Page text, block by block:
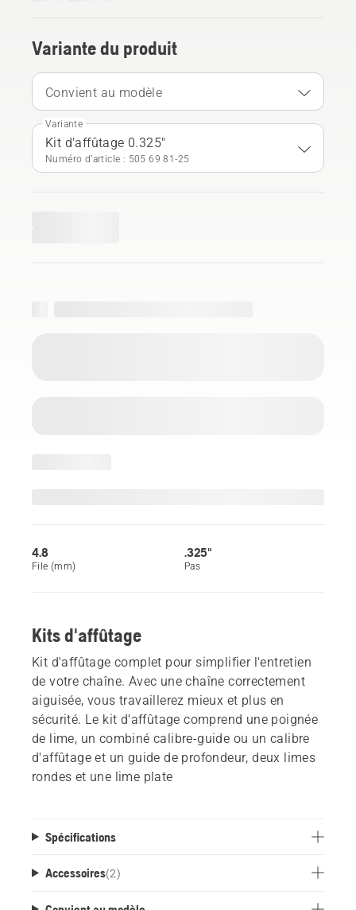
Variante du produit
Convient au modèle
Variante
Kit d'affûtage 0.325"
Numéro d’article : 505 69 81‑25
4.8
File (mm)
.325"
Pas
Kits d'affûtage
Kit d'affûtage complet pour simplifier l'entretien
de votre chaîne. Avec une chaîne correctement
aiguisée, vous travaillerez mieux et plus en
sécurité. Le kit d'affûtage comprend une poignée
de lime, un combiné calibre-guide ou un calibre
d'affûtage et un guide de profondeur, deux limes
rondes et une lime plate
Spécifications
Accessoires(2)